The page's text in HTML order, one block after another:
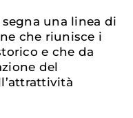
una linea di
che riunisce i
e che da
del